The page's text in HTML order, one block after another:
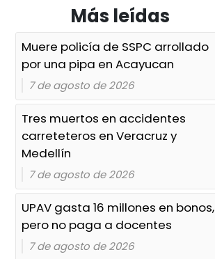
Ayer, 10:30 PM
Michis ya van al veterinario tanto
como los perros en Veracruz
Ayer, 10:13 PM
Rezago en Veracruz: solo 44
municipios tienen Atlas de
Riesgo
Ayer, 8:30 PM
Calor y falta de lluvia, detrás de
peces muertos en Vega de
Alatorre
Más leídas
Muere policía de SSPC arrollado
por una pipa en Acayucan
7 de agosto de 2026
Tres muertos en accidentes
carreteteros en Veracruz y
Medellín
7 de agosto de 2026
UPAV gasta 16 millones en bonos,
pero no paga a docentes
7 de agosto de 2026